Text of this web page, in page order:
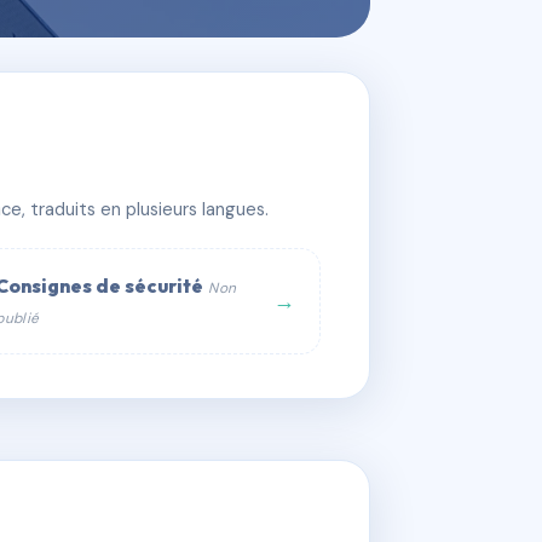
traduits en plusieurs langues.
de sécurité Non
→